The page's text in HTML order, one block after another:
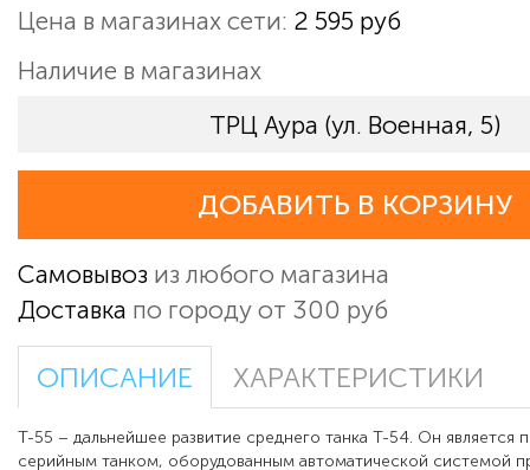
Цена в магазинах сети: 2 595 руб
Наличие в магазинах
ТРЦ Аура (ул. Военная, 5)
ДОБАВИТЬ В КОРЗИНУ
Самовывоз из любого магазина
Доставка по городу от 300 руб
ОПИСАНИЕ ХАРАКТЕРИСТИКИ
Т-55 – дальнейшее развитие среднего танка Т-54. Он является
серийным танком, оборудованным автоматической системой